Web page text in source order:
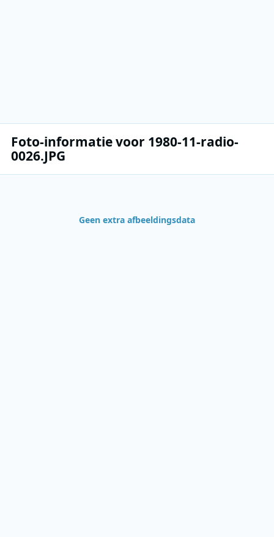
Foto-informatie voor 1980-11-radio-
0026.JPG
Geen extra afbeeldingsdata